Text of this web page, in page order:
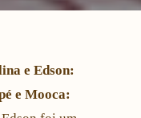
e Edson:
e Mooca: